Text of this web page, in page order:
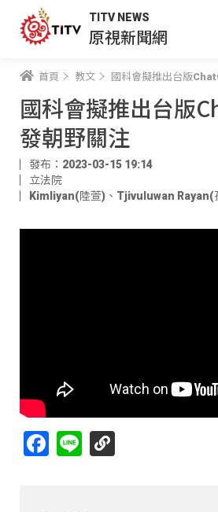
TITV NEWS
原視新聞網
首頁 教文 國科會擬推出台版
國科會擬推出台版
發朝野關注
發布：2023-03-15 19:14
立法院
Kimliyan(陸萱) 、 Tjivuluwan Rayan(
Facebook
Line